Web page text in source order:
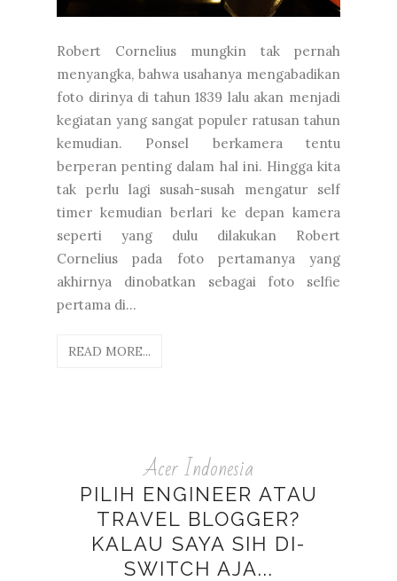
Robert Cornelius mungkin tak pernah
menyangka, bahwa usahanya mengabadikan
foto dirinya di tahun 1839 lalu akan menjadi
kegiatan yang sangat populer ratusan tahun
kemudian. Ponsel berkamera tentu
berperan penting dalam hal ini. Hingga kita
tak perlu lagi susah-susah mengatur self
timer kemudian berlari ke depan kamera
seperti yang dulu dilakukan Robert
Cornelius pada foto pertamanya yang
akhirnya dinobatkan sebagai foto selfie
pertama di...
READ MORE...
Acer Indonesia
PILIH ENGINEER ATAU
TRAVEL BLOGGER?
KALAU SAYA SIH DI-
SWITCH AJA...